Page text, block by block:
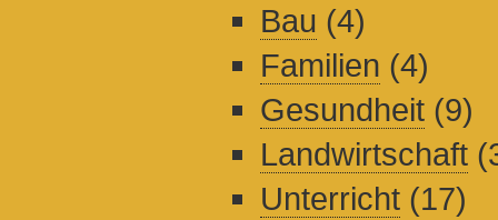
Bau (4)
Familien (4)
Gesundheit (9)
Landwirtschaft
Unterricht (17)